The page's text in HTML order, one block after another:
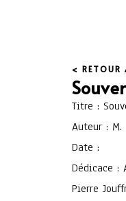
< RETOUR
Titre :
Auteur : M.
Date :
Dédicace :
Pierre